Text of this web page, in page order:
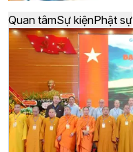
Quan tâmSự kiệnPhật sự